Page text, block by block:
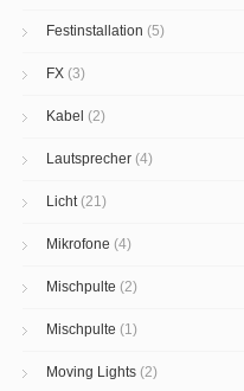
Festinstallation (5)
FX (3)
Kabel (2)
Lautsprecher (4)
Licht(21)
Mikrofone (4)
Mischpulte (2)
Mischpulte (1)
Moving Lights (2)